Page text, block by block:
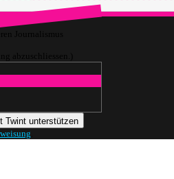
Journalismus
abzuschliessen.)
Twint unterstützen